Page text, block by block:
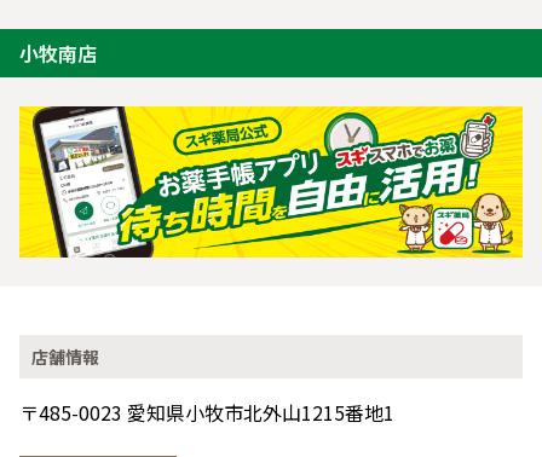
小牧南店
店舗情報
〒485-0023 愛知県小牧市北外山1215番地1